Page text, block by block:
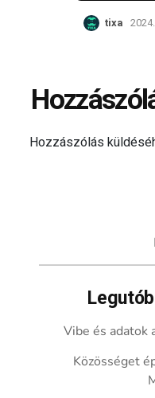
tixa
Hozzászólás
Vibe és adatok
Közösséget